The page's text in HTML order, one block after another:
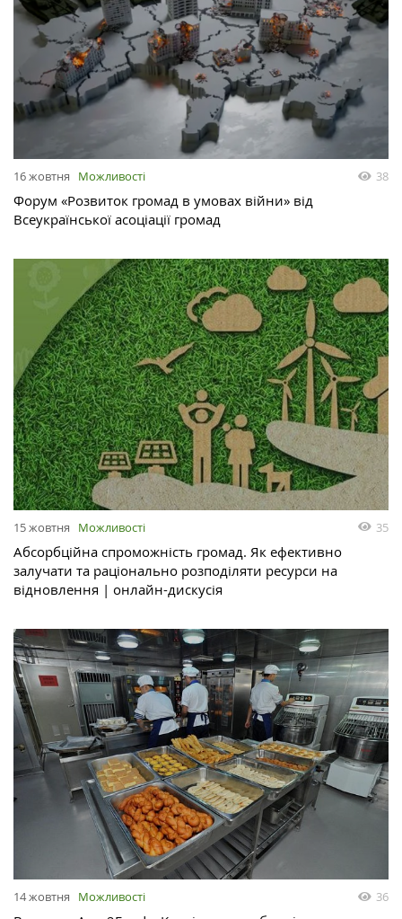
16 жовтня Можливості 38
Форум «Розвиток громад в умовах війни» від ​
Всеукраїнської асоціації громад
15 жовтня Можливості 35
Абсорбційна спроможність громад. Як ефективно
залучати та раціонально розподіляти ресурси на
відновлення | онлайн-дискусія
14 жовтня Можливості 36